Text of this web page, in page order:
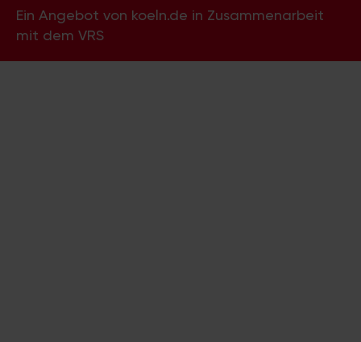
Ein Angebot von koeln.de in Zusammenarbeit
mit dem VRS